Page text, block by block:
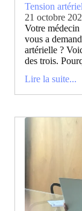
Tension
21 octobre
Votre
vous a
artérielle ?
des trois.
Lire la suite...